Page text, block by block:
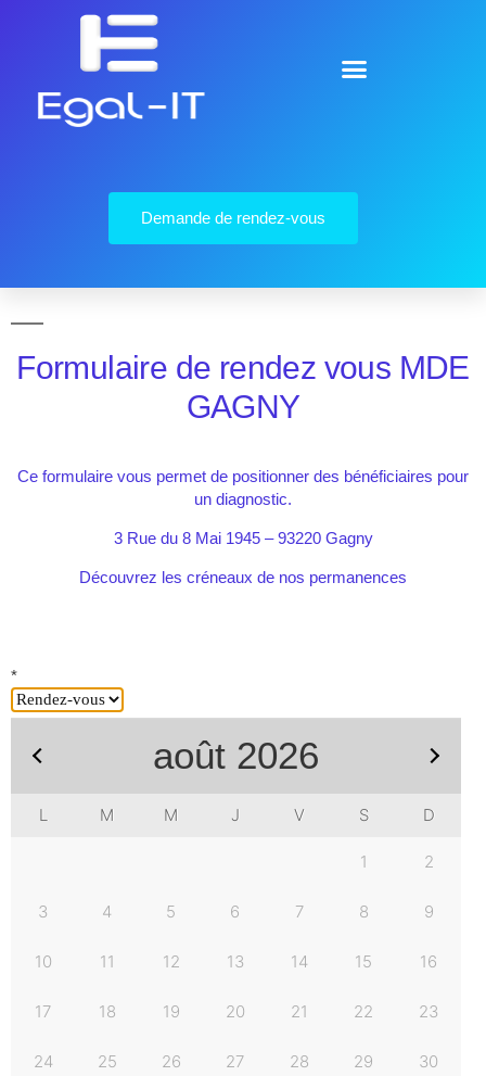
Demande de rendez-vous
Formulaire de rendez vous MDE
GAGNY
Ce formulaire vous permet de positionner des bénéficiaires pour
un diagnostic.
3 Rue du 8 Mai 1945 – 93220 Gagny
Découvrez les créneaux de nos permanences
*
Suivant
août 2026
L M M J V S D
1 2
3 4 5 6 7 8 9
10 11 12 13 14 15 16
17 18 19 20 21 22 23
24 25 26 27 28 29 30